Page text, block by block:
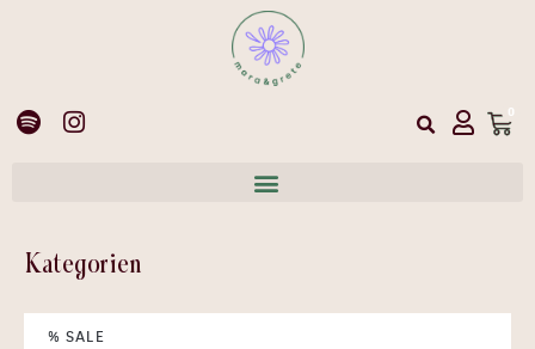
0
Kategorien
% SALE